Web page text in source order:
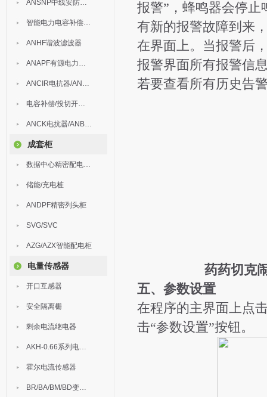
ANSNP中线安防保护器
智能电力电容补偿装置
ANHF谐波滤波器
ANAPF有源电力滤波器
ANCIR电抗器/ANHPD300谐波保护器
电容补偿/投切开关/ARC
ANCK电抗器/ANBSMJ自愈式低压并联电容器
成套柜
数据中心精密配电监控装置
储能/充电桩
ANDPF精密列头柜
SVG/SVC
AZG/AZX智能配电柜
电量传感器
开口互感器
安全隔离栅
剩余电流继电器
AKH-0.66系列电流互感器
霍尔电流传感器
BR/BA/BM/BD变送器
报警”，蜂鸣器会停
有新的报警故障到来
在界面上。当报警后
报警界面所有报警信
若要查看所有历史告
药药切克
五、参数设置
在程序的主界面上点
击“参数设置”按钮。